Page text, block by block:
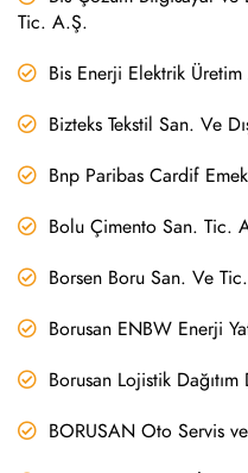
Tic. A.Ş.
Bis Enerji Elektrik
Bizteks Tekstil San. Ve
Bnp Paribas Cardif
Bolu Çimento San. Tic.
Borsen Boru San. Ve
Borusan ENBW Enerji
Borusan Lojistik
BORUSAN Oto Servis